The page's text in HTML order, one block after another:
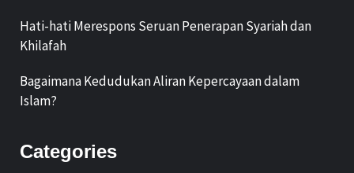
Hati-hati Merespons Seruan Penerapan Syariah dan
Khilafah
Bagaimana Kedudukan Aliran Kepercayaan dalam
Islam?
Categories